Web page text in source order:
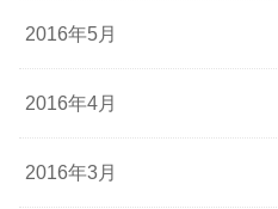
2016年5月
2016年4月
2016年3月